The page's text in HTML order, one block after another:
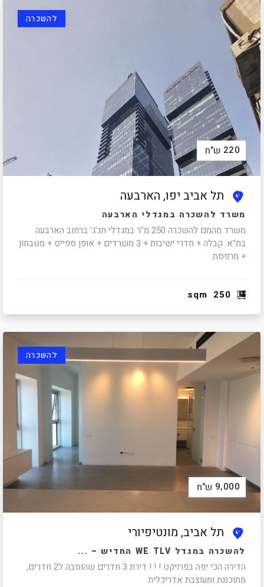
להשכרה
220 ש"ח
תל אביב יפו, הארבעה
משרד להשכרה במגדלי הארבעה
משרד מהמם להשכרה 250 מ"ר במגדלי חג'ג' ברחוב הארבעה
בת"א. קבלה + חדרי ישיבות + 3 משרדים + אופן ספייס + מטבחון
+ מרפסת.
sqm 250
להשכרה
9,000 ש"ח
תל אביב, מונטיפיורי
להשכרה במגדל WE TLV החדיש – ...
הדירה הכי יפה בפרויקט ! ! ! דירת 3 חדרים שהוסבה ל2 חדרים,
מתוכננת ומעוצבת אדריכלית